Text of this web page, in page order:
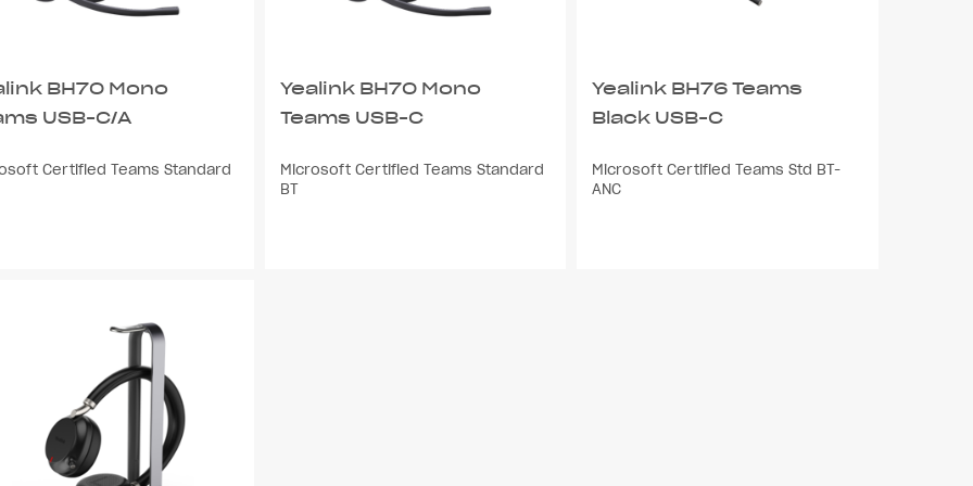
BH70 Mono
USB-C/A
Certified Teams Standard
Yealink BH70 Mono
Teams USB-C
Microsoft Certified Teams Standard
BT
Yealink BH76 Teams
Black USB-C
Microsoft Certified Teams Std BT-
ANC